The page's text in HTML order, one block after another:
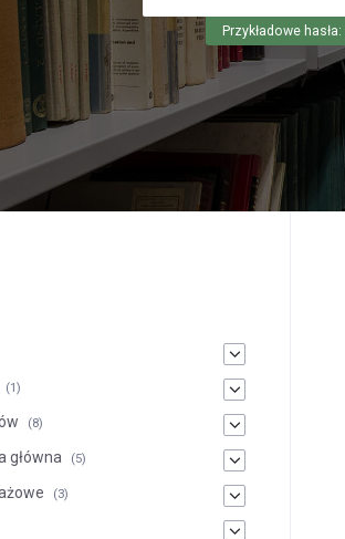
Przykładowe hasła:
(1)
(8)
główna (5)
(3)